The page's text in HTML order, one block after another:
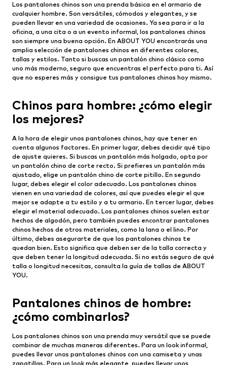
Los pantalones chinos son una prenda básica en el armario de
cualquier hombre. Son versátiles, cómodos y elegantes, y se
pueden llevar en una variedad de ocasiones. Ya sea para ir a la
oficina, a una cita o a un evento informal, los pantalones chinos
son siempre una buena opción. En ABOUT YOU encontrarás una
amplia selección de pantalones chinos en diferentes colores,
tallas y estilos. Tanto si buscas un pantalón chino clásico como
uno más moderno, seguro que encuentras el perfecto para ti. Así
que no esperes más y consigue tus pantalones chinos hoy mismo.
Chinos para hombre: ¿cómo elegir
los mejores?
A la hora de elegir unos pantalones chinos, hay que tener en
cuenta algunos factores. En primer lugar, debes decidir qué tipo
de ajuste quieres. Si buscas un pantalón más holgado, opta por
un pantalón chino de corte recto. Si prefieres un pantalón más
ajustado, elige un pantalón chino de corte pitillo. En segundo
lugar, debes elegir el color adecuado. Los pantalones chinos
vienen en una variedad de colores, así que puedes elegir el que
mejor se adapte a tu estilo y a tu armario. En tercer lugar, debes
elegir el material adecuado. Los pantalones chinos suelen estar
hechos de algodón, pero también puedes encontrar pantalones
chinos hechos de otros materiales, como la lana o el lino. Por
último, debes asegurarte de que los pantalones chinos te
quedan bien. Esto significa que deben ser de la talla correcta y
que deben tener la longitud adecuada. Si no estás seguro de qué
talla o longitud necesitas, consulta la guía de tallas de ABOUT
YOU.
Pantalones chinos de hombre:
¿cómo combinarlos?
Los pantalones chinos son una prenda muy versátil que se puede
combinar de muchas maneras diferentes. Para un look informal,
puedes llevar unos pantalones chinos con una camiseta y unas
zapatillas. Para un look más elegante, puedes llevar unos